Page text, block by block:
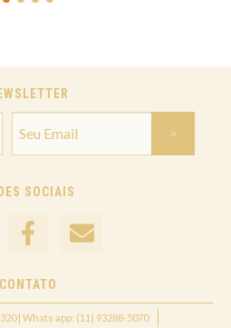
SOCIAIS
CONTATO
| Whats app: (11) 93288-5070